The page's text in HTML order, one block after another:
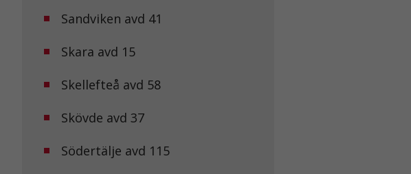
Sandviken avd 41
Skara avd 15
Skellefteå avd 58
Skövde avd 37
Södertälje avd 115